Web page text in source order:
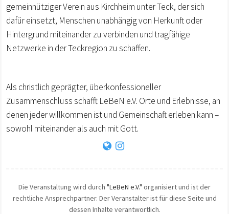
gemeinnütziger Verein aus Kirchheim unter Teck, der sich
dafür einsetzt, Menschen unabhängig von Herkunft oder
Hintergrund miteinander zu verbinden und tragfähige
Netzwerke in der Teckregion zu schaffen.
Als christlich geprägter, überkonfessioneller
Zusammenschluss schafft LeBeN e.V. Orte und Erlebnisse, an
denen jeder willkommen ist und Gemeinschaft erleben kann –
sowohl miteinander als auch mit Gott.
Die Veranstaltung wird durch "LeBeN e.V." organisiert und ist der
rechtliche Ansprechpartner. Der Veranstalter ist für diese Seite und
dessen Inhalte verantwortlich.